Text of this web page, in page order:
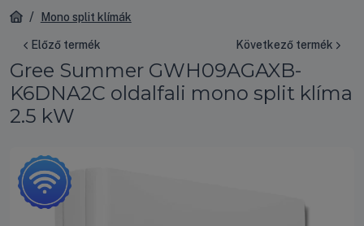
Mono split klímák
Előző termék Következő termék
Gree Summer GWH09AGAXB-
K6DNA2C oldalfali mono split klíma
2.5 kW